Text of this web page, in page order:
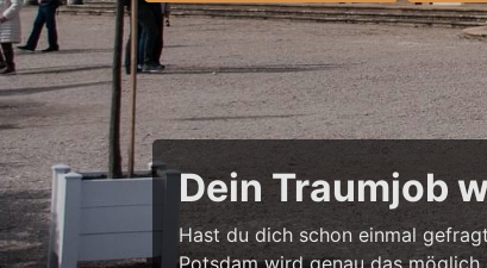
Dein Traumjob
Hast du dich schon einmal